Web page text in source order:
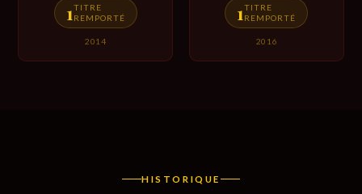
1TITRE
REMPORTÉ
2014
1TITRE
REMPORTÉ
2016
HISTORIQUE